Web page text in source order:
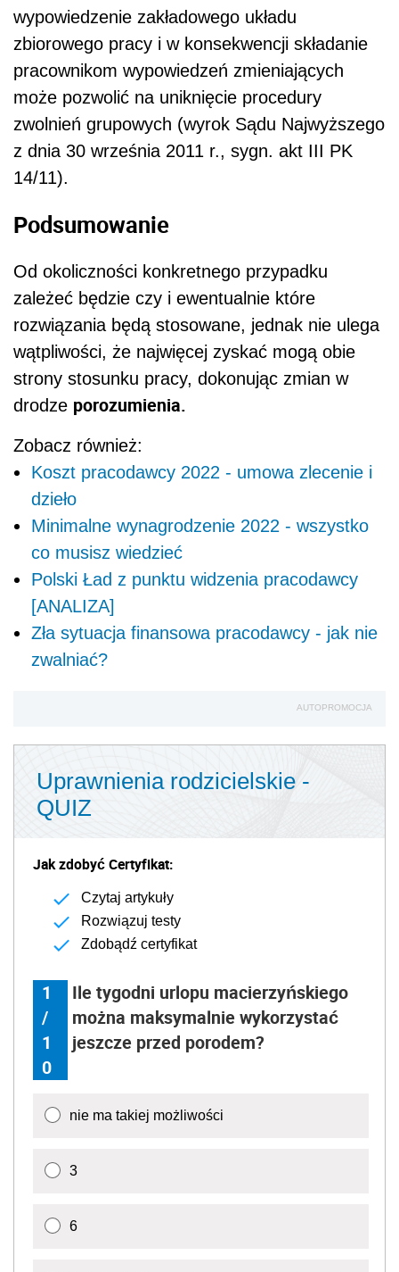
wypowiedzenie zakładowego układu
zbiorowego pracy i w konsekwencji składanie
pracownikom wypowiedzeń zmieniających
może pozwolić na uniknięcie procedury
zwolnień grupowych (wyrok Sądu Najwyższego
z dnia 30 września 2011 r., sygn. akt III PK
14/11).
Podsumowanie
Od okoliczności konkretnego przypadku
zależeć będzie czy i ewentualnie które
rozwiązania będą stosowane, jednak nie ulega
wątpliwości, że najwięcej zyskać mogą obie
strony stosunku pracy, dokonując zmian w
drodze porozumienia.
Zobacz również:
Koszt pracodawcy 2022 - umowa zlecenie i
dzieło
Minimalne wynagrodzenie 2022 - wszystko
co musisz wiedzieć
Polski Ład z punktu widzenia pracodawcy
[ANALIZA]
Zła sytuacja finansowa pracodawcy - jak nie
zwalniać?
AUTOPROMOCJA
Uprawnienia rodzicielskie -
QUIZ
Jak zdobyć Certyfikat:
Czytaj artykuły
Rozwiązuj testy
Zdobądź certyfikat
1
/
1
0
Ile tygodni urlopu macierzyńskiego
można maksymalnie wykorzystać
jeszcze przed porodem?
nie ma takiej możliwości
3
6